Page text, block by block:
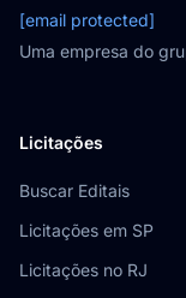
[email protected]
Uma empresa do
Licitações
Buscar Editais
Licitações em SP
Licitações no RJ